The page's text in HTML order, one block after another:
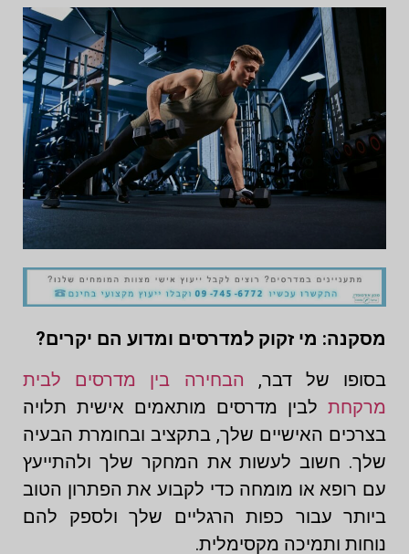
מסקנה: מי זקוק למדרסים ומדוע הם יקרים?
בסופו של דבר, הבחירה בין מדרסים לבית
מרקחת לבין מדרסים מותאמים אישית תלויה
בצרכים האישיים שלך, בתקציב ובחומרת הבעיה
שלך. חשוב לעשות את המחקר שלך ולהתייעץ
עם רופא או מומחה כדי לקבוע את הפתרון הטוב
ביותר עבור כפות הרגליים שלך ולספק להם
נוחות ותמיכה מקסימלית.